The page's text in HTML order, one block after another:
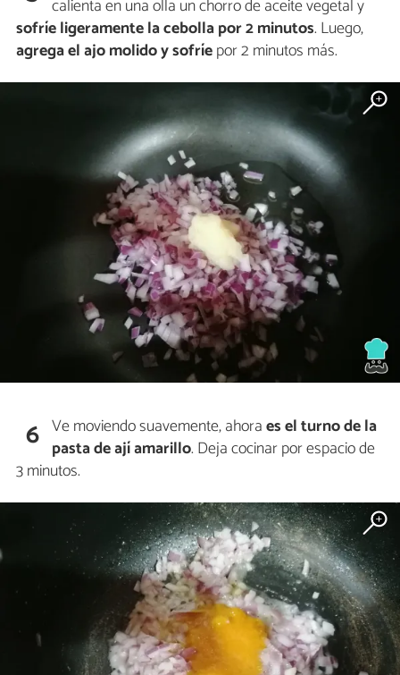
calienta en una olla un chorro de aceite vegetal y
sofríe ligeramente la cebolla por 2 minutos. Luego,
agrega el ajo molido y sofríepor 2 minutos más.
6 Ve moviendo suavemente, ahoraes el turno de la
pasta de ají amarillo. Deja cocinar por espacio de
3 minutos.